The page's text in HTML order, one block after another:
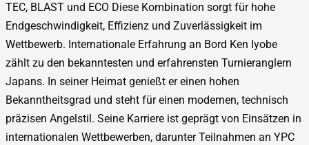
TEC, BLAST und ECO Diese Kombination sorgt für hohe
Endgeschwindigkeit, Effizienz und Zuverlässigkeit im
Wettbewerb. Internationale Erfahrung an Bord Ken Iyobe
zählt zu den bekanntesten und erfahrensten Turnieranglern
Japans. In seiner Heimat genießt er einen hohen
Bekanntheitsgrad und steht für einen modernen, technisch
präzisen Angelstil. Seine Karriere ist geprägt von Einsätzen in
internationalen Wettbewerben, darunter Teilnahmen an YPC